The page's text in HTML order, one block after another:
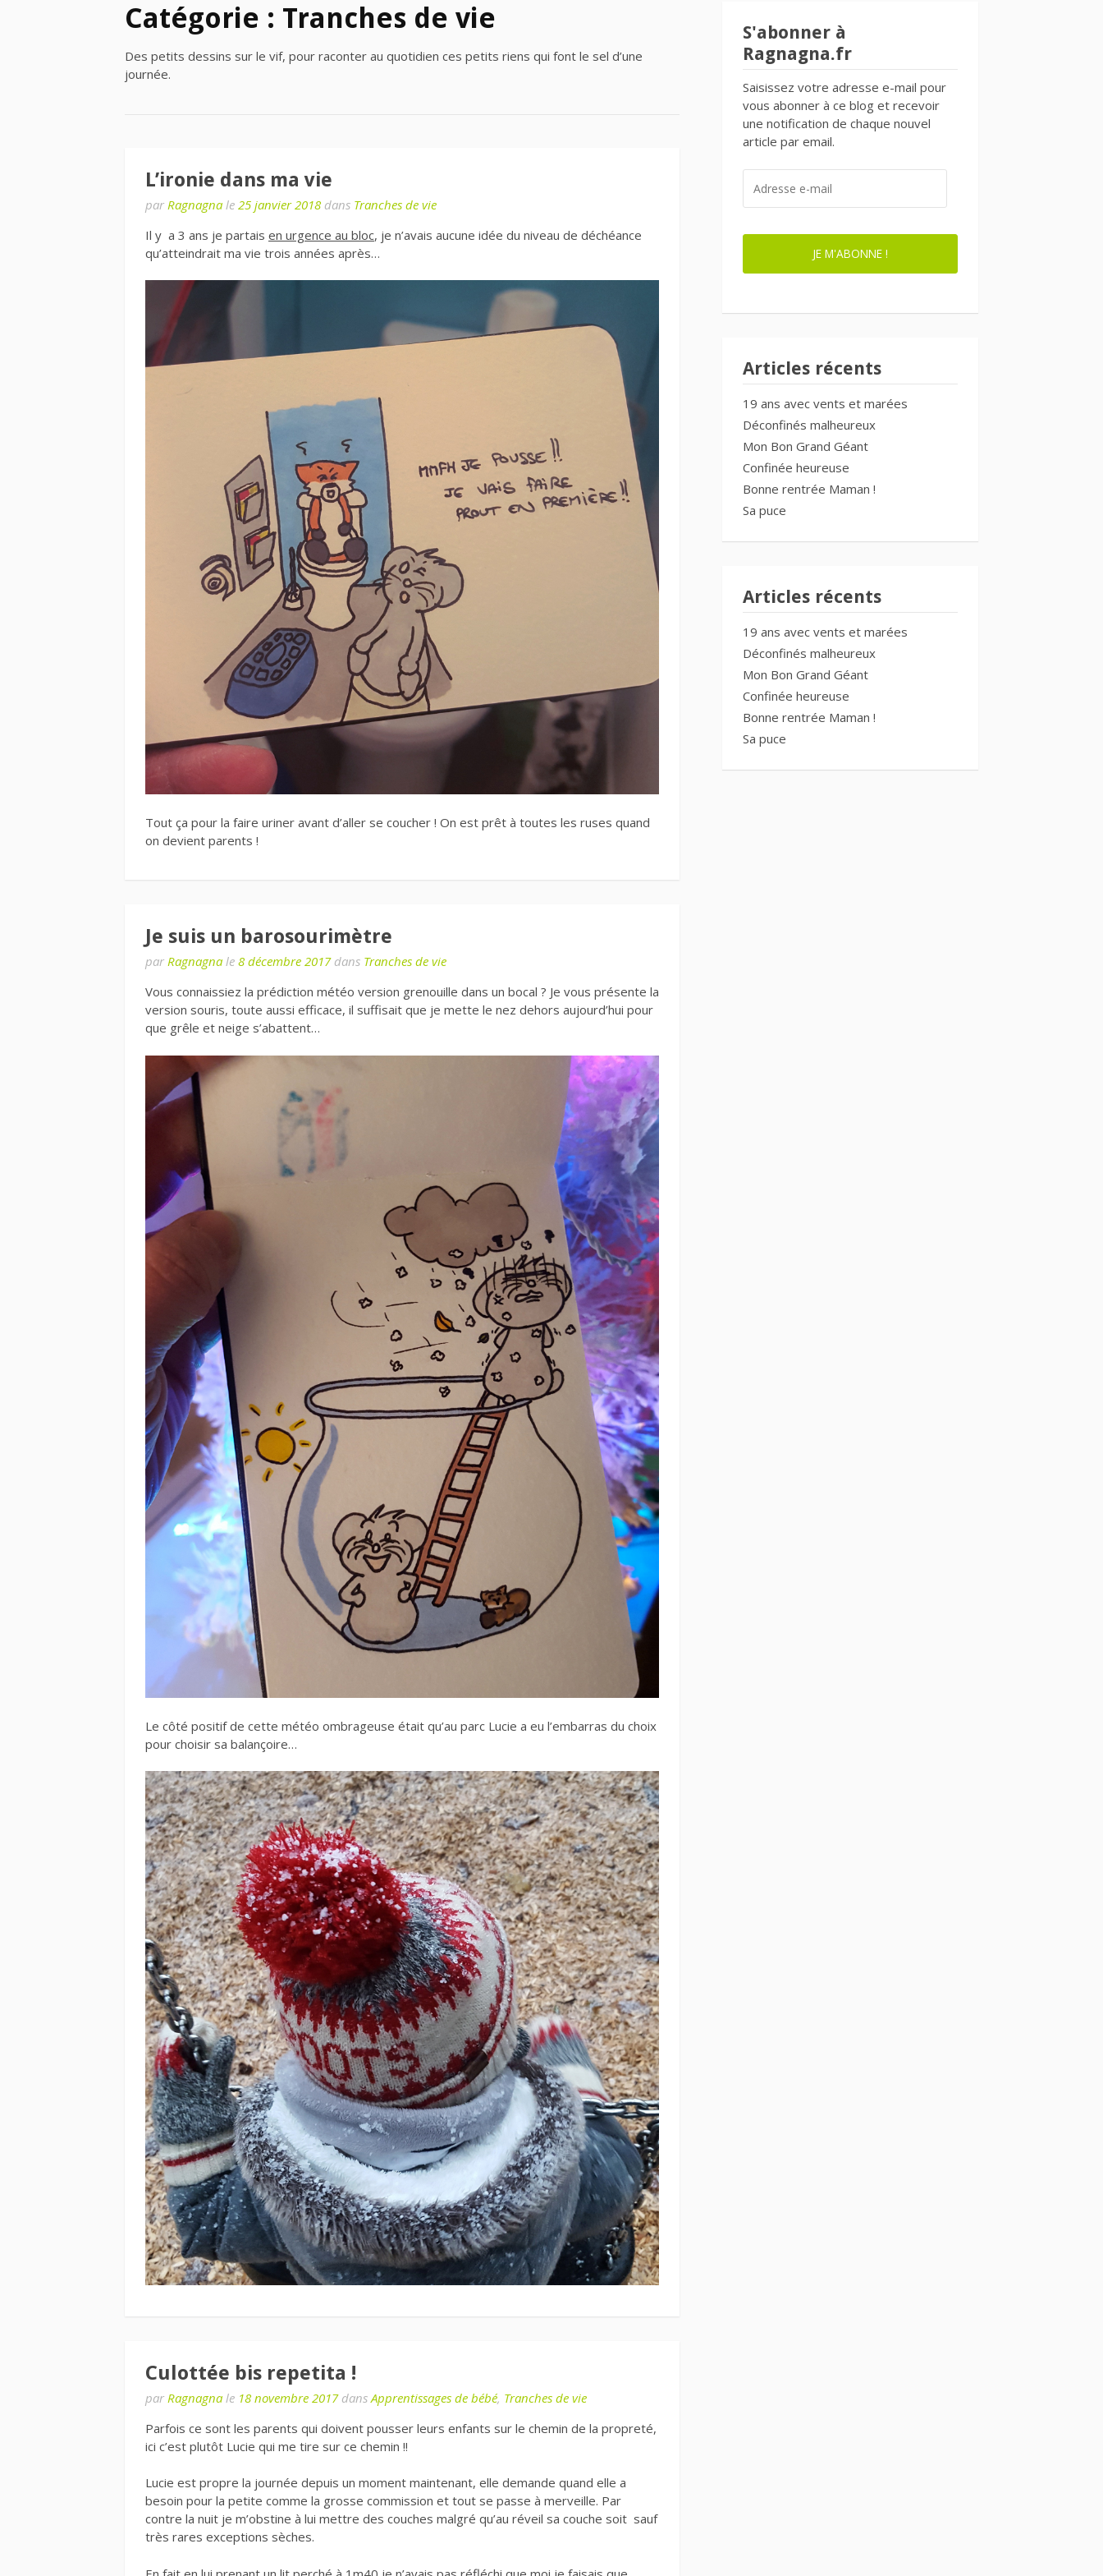
Catégorie : Tranches de vie
Des petits dessins sur le vif, pour raconter au quotidien ces petits riens qui font le sel d’une
journée.
L’ironie dans ma vie
par Ragnagna le 25 janvier 2018 dans Tranches de vie
Il y a 3 ans je partais en urgence au bloc, je n’avais aucune idée du niveau de déchéance
qu’atteindrait ma vie trois années après…
Tout ça pour la faire uriner avant d’aller se coucher ! On est prêt à toutes les ruses quand
on devient parents !
Je suis un barosourimètre
par Ragnagna le 8 décembre 2017dans Tranches de vie
Vous connaissiez la prédiction météo version grenouille dans un bocal ? Je vous présente la
version souris, toute aussi efficace, il suffisait que je mette le nez dehors aujourd’hui pour
que grêle et neige s’abattent…
Le côté positif de cette météo ombrageuse était qu’au parc Lucie a eu l’embarras du choix
pour choisir sa balançoire…
Culottée bis repetita !
par Ragnagna le 18 novembre 2017dans Apprentissages de bébé, Tranches de vie
Parfois ce sont les parents qui doivent pousser leurs enfants sur le chemin de la propreté,
ici c’est plutôt Lucie qui me tire sur ce chemin !!
Lucie est propre la journée depuis un moment maintenant, elle demande quand elle a
besoin pour la petite comme la grosse commission et tout se passe à merveille. Par
contre la nuit je m’obstine à lui mettre des couches malgré qu’au réveil sa couche soit sauf
très rares exceptions sèches.
S'abonner à
Ragnagna.fr
Saisissez votre adresse e-mail pour
vous abonner à ce blog et recevoir
une notification de chaque nouvel
article par email.
MAIL
JE M'ABONNE !
Articles récents
19 ans avec vents et marées
Déconfinés malheureux
Mon Bon Grand Géant
Confinée heureuse
Bonne rentrée Maman !
Sa puce
Articles récents
19 ans avec vents et marées
Déconfinés malheureux
Mon Bon Grand Géant
Confinée heureuse
Bonne rentrée Maman !
Sa puce